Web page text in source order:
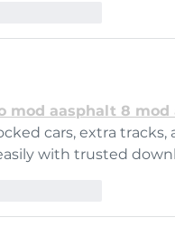
mod aasphalt 8 mod
cars, extra
with trusted